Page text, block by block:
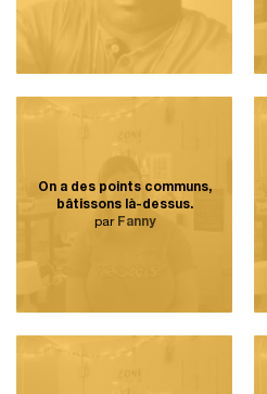
On a des points communs,
bâtissons là-dessus.
par Fanny